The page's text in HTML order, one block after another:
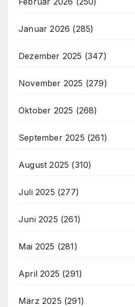
Januar 2026 (285)
Dezember 2025 (347)
November 2025 (279)
Oktober 2025 (268)
September 2025 (261)
August 2025 (310)
Juli 2025 (277)
Juni 2025 (261)
Mai 2025 (281)
April 2025 (291)
März 2025 (291)